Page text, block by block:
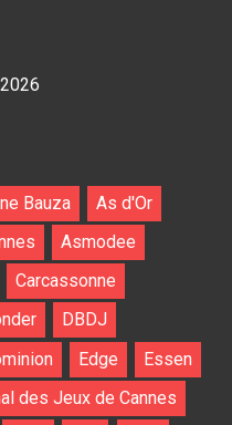
Bauza
As d'Or
Asmodee
Carcassonne
DBDJ
Edge
Essen
des Jeux de Cannes